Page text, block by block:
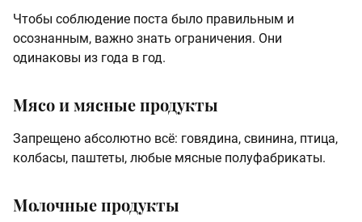
Чтобы соблюдение поста было правильным и
осознанным, важно знать ограничения. Они
одинаковы из года в год.
Мясо и мясные продукты
Запрещено абсолютно всё: говядина, свинина, птица,
колбасы, паштеты, любые мясные полуфабрикаты.
Молочные продукты